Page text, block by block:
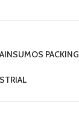
INSUMOS PACKING